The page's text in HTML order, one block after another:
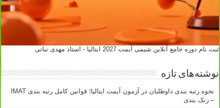
ثبت نام دوره جامع آنلاین شیمی آیمت 2027 ایتالیا - استاد مهدی نباتی
نوشته‌های تازه
نحوه رتبه بندی داوطلبان در آزمون آیمت ایتالیا؛ قوانین کامل رتبه بندی IMAT
– رنک بندی